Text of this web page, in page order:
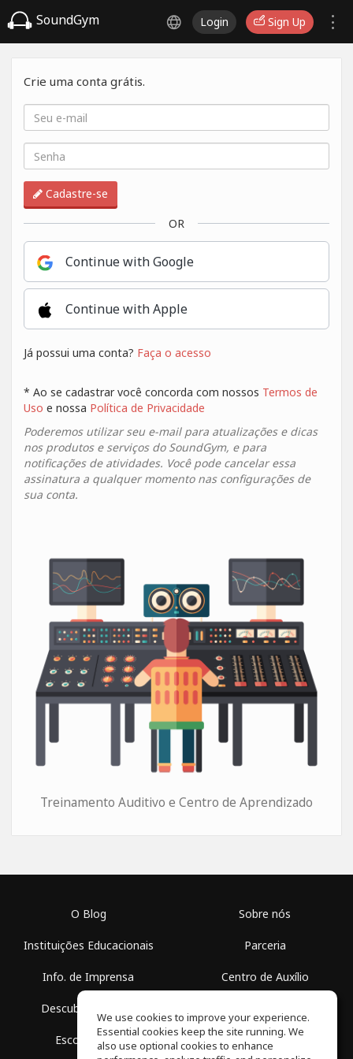
SoundGym Login Sign Up
Crie uma conta grátis.
Cadastre-se
OR
Continue with Google
Continue with Apple
Já possui uma conta? Faça o acesso
* Ao se cadastrar você concorda com nossos Termos de
Uso e nossa Política de Privacidade
Poderemos utilizar seu e-mail para atualizações e dicas
nos produtos e serviços do SoundGym, e para
notificações de atividades. Você pode cancelar essa
assinatura a qualquer momento nas configurações de
sua conta.
Treinamento Auditivo e Centro de Aprendizado
O Blog
Instituições Educacionais
Info. de Imprensa
Descubra Espaços
Escola Grátis
Sobre nós
Parceria
Centro de Auxílio
Política de Privacidade
We use cookies to improve your experience.
Essential cookies keep the site running. We
also use optional cookies to enhance